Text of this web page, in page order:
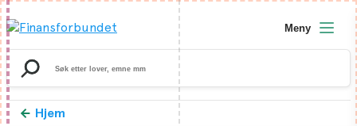
Search
for:
Meny
Hjem